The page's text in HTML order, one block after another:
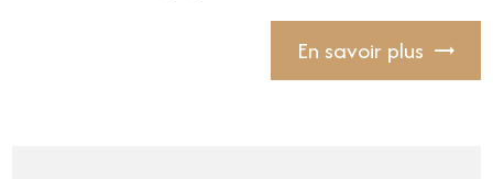
En savoir plus